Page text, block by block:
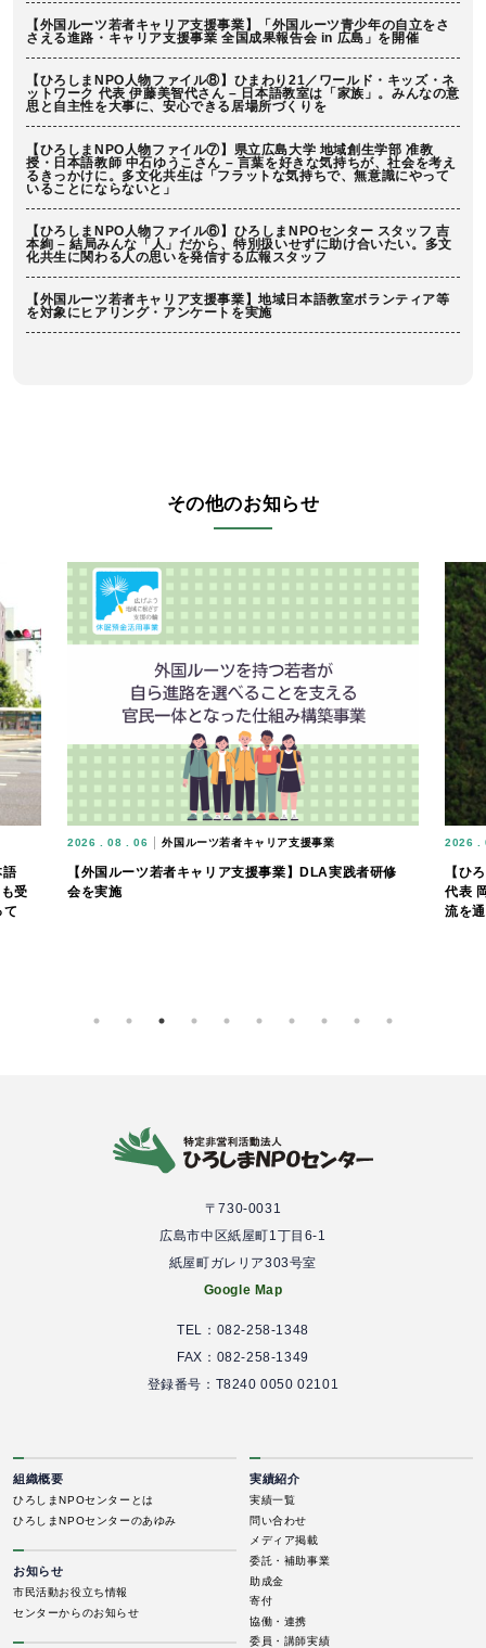
【外国ルーツ若者キャリア支援事業】「外国ルーツ青少年の自立をさ
さえる進路・キャリア支援事業 全国成果報告会 in 広島」を開催
【ひろしまNPO人物ファイル⑧】ひまわり21／ワールド・キッズ・ネ
ットワーク 代表 伊藤美智代さん – 日本語教室は「家族」。みんなの意
思と自主性を大事に、安心できる居場所づくりを
【ひろしまNPO人物ファイル⑦】県立広島大学 地域創生学部 准教
授・日本語教師 中石ゆうこさん – 言葉を好きな気持ちが、社会を考え
るきっかけに。多文化共生は「フラットな気持ちで、無意識にやって
いることにならないと」
【ひろしまNPO人物ファイル⑥】ひろしまNPOセンター スタッフ 吉
本絢 – 結局みんな「人」だから、特別扱いせずに助け合いたい。多文
化共生に関わる人の思いを発信する広報スタッフ
【外国ルーツ若者キャリア支援事業】地域日本語教室ボランティア等
を対象にヒアリング・アンケートを実施
その他のお知らせ
語
受
て
2026 . 08 . 06 外国ルーツ若者キャリア支援事業
【外国ルーツ若者キャリア支援事業】DLA実践者研修
会を実施
2026 .
【ひ
代表
流を
〒730-0031
広島市中区紙屋町1丁目6-1
紙屋町ガレリア303号室
Google Map
TEL：082-258-1348
FAX：082-258-1349
登録番号：T8240 0050 02101
組織概要
ひろしまNPOセンターとは
ひろしまNPOセンターのあゆみ
お知らせ
市民活動お役立ち情報
センターからのお知らせ
実績紹介
実績一覧
問い合わせ
メディア掲載
委託・補助事業
助成金
寄付
協働・連携
委員・講師実績